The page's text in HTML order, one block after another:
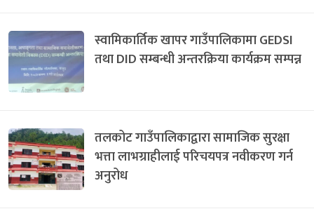
स्वामिकार्तिक खापर गाउँपालिकामा GEDSI
तथा DID सम्बन्धी अन्तरक्रिया कार्यक्रम सम्पन्न
तलकोट गाउँपालिकाद्वारा सामाजिक सुरक्षा
भत्ता लाभग्राहीलाई परिचयपत्र नवीकरण गर्न
अनुरोध